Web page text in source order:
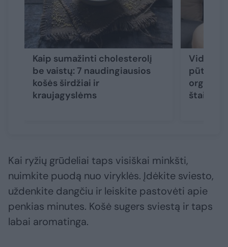
Kaip sumažinti cholesterolį
be vaistų: 7 naudingiausios
košės širdžiai ir
kraujagyslėms
Vidurių
štai, ko
Kai ryžių grūdeliai taps visiškai minkšti,
nuimkite puodą nuo viryklės. Įdėkite sviesto,
uždenkite dangčiu ir leiskite pastovėti apie
penkias minutes. Košė sugers sviestą ir taps
labai aromatinga.